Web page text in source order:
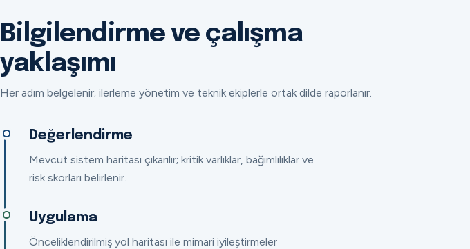
Bilgilendirme ve çalışma
yaklaşımı
Her adım belgelenir; ilerleme yönetim ve teknik ekiplerle ortak dilde raporlanır.
Değerlendirme
Mevcut sistem haritası çıkarılır; kritik varlıklar, bağımlılıklar ve
risk skorları belirlenir.
Uygulama
Önceliklendirilmiş yol haritası ile mimari iyileştirmeler